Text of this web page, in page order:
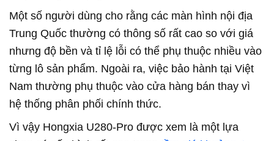
Một số người dùng cho rằng các màn hình nội địa
Trung Quốc thường có thông số rất cao so với giá
nhưng độ bền và tỉ lệ lỗi có thể phụ thuộc nhiều vào
từng lô sản phẩm. Ngoài ra, việc bảo hành tại Việt
Nam thường phụ thuộc vào cửa hàng bán thay vì
hệ thống phân phối chính thức.
Vì vậy Hongxia U280-Pro được xem là một lựa